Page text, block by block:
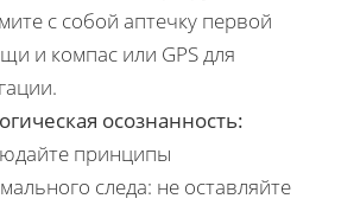
с собой аптечку первой
и компас или GPS для
осознанность:
принципы
следа: не оставляйте